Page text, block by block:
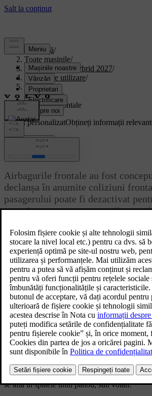
Asistență/
Toate mașinile/
XC90 Plug-in Hybrid 2027/
Manual de utilizare/
Siguranța/
Airbaguri/
Airbaguri frontale
Suport personalizatObțineți informații
Conectează-te
Actualizat 02.02.2026
Airbaguri frontale
Airbagurile frontale au fost
declanșa în anumite coliziuni
pasagerului poate fi dezactivat
anumite scaune pentru copii
Airbagurile frontale pot proteja șoferul și
accidentelor grave, dacă aceștia sunt corect
coliziunii. Airbagurile de pe fiecare parte se
independent unul de celălalt.
Pe partea șoferului se află două airbaguri
se află în interiorul volanului, iar airbagul de
se află în spatele unui panou, sub volan.